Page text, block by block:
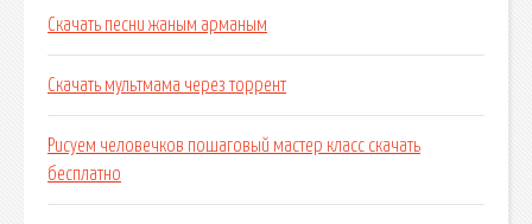
Скачать песни жаным арманым
Скачать мультмама через торрент
Рисуем человечков пошаговый мастер класс скачать
бесплатно